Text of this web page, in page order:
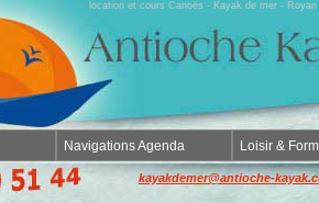
Navigations Agenda Loisir &
location et cours Canoës - Kayak de mer -
kayakdemer@antioche-